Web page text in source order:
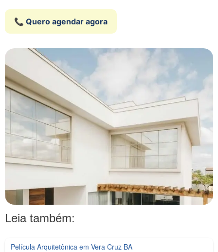
📞 Quero agendar agora
Leia também:
Película Arquitetônica em Vera Cruz BA